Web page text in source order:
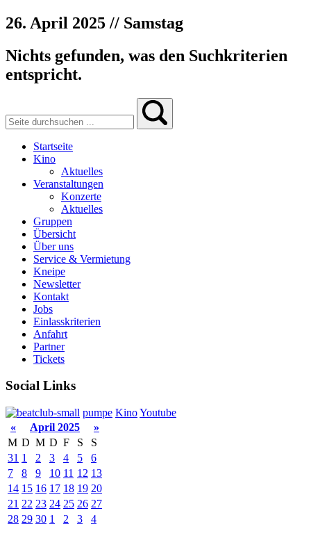
26. April 2025 // Samstag
Nichts gefunden, was den Suchkriterien
entspricht.
Startseite
Kino
Aktuelles
Veranstaltungen
Konzerte
Aktuelles
Gruppen
Übersicht
Über uns
Service & Vermietung
Kneipe
Newsletter
Kontakt
Jobs
Einlasskriterien
Anfahrt
Partner
Tickets
Social Links
pumpe KinoYoutube
«
April 2025
»
M D M D F S
S
31 1 2 3 4 5
6
7
8 9 10 11 12 13
14 15 16 17 18 19 20
21 22 23 24 25 26 27
28 29 30 1 2 3 4